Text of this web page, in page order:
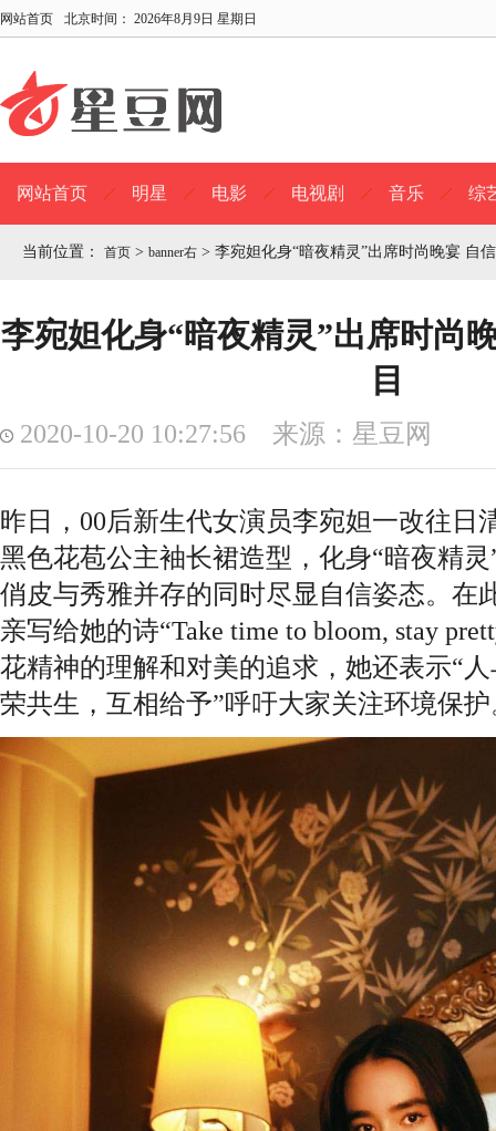
网站首页 北京时间： 2026年8月9日 星期日
网站首页 明星 电影 电视剧 音乐 综
当前位置： 首页 > banner右 > 李宛妲化身“暗夜精灵”出席时尚晚宴 自
李宛妲化身“暗夜精灵”出席时尚
目
2020-10-20 10:27:56 来源：星豆网
昨日，00后新生代女演员李宛妲一改往日
黑色花苞公主袖长裙造型，化身“暗夜精
俏皮与秀雅并存的同时尽显自信姿态。在
亲写给她的诗“Take time to bloom, stay
花精神的理解和对美的追求，她还表示“
荣共生，互相给予”呼吁大家关注环境保